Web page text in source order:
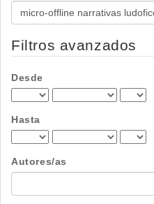
Buscar
artículos
Filtros avanzados
Desde
Hasta
Autores/as